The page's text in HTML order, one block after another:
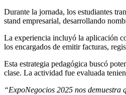
Durante la jornada, los estudiantes
stand empresarial, desarrollando
La experiencia incluyó la aplicación
los encargados de emitir facturas,
Esta estrategia pedagógica buscó
clase. La actividad fue evaluada
“ExpoNegocios 2025 nos